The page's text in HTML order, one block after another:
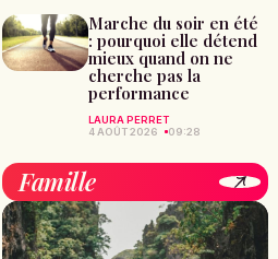
Marche du soir en été
: pourquoi elle détend
mieux quand on ne
cherche pas la
performance
LAURA PERRET
4 AOÛT 2026
09:28
Famille